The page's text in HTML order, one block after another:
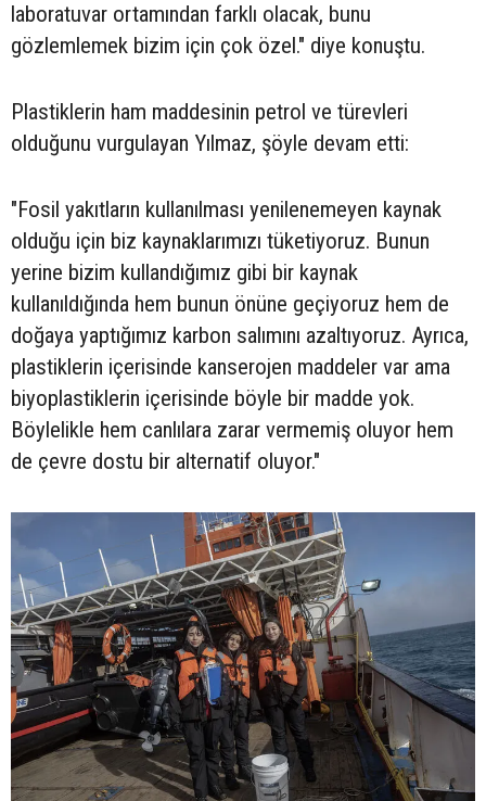
laboratuvar ortamından farklı olacak, bunu
gözlemlemek bizim için çok özel." diye konuştu.
Plastiklerin ham maddesinin petrol ve türevleri
olduğunu vurgulayan Yılmaz, şöyle devam etti:
"Fosil yakıtların kullanılması yenilenemeyen kaynak
olduğu için biz kaynaklarımızı tüketiyoruz. Bunun
yerine bizim kullandığımız gibi bir kaynak
kullanıldığında hem bunun önüne geçiyoruz hem de
doğaya yaptığımız karbon salımını azaltıyoruz. Ayrıca,
plastiklerin içerisinde kanserojen maddeler var ama
biyoplastiklerin içerisinde böyle bir madde yok.
Böylelikle hem canlılara zarar vermemiş oluyor hem
de çevre dostu bir alternatif oluyor."